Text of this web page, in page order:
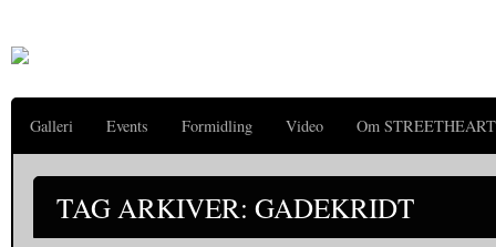
Galleri Events Formidling Video Om STREETHEART
TAG ARKIVER: GADEKRIDT